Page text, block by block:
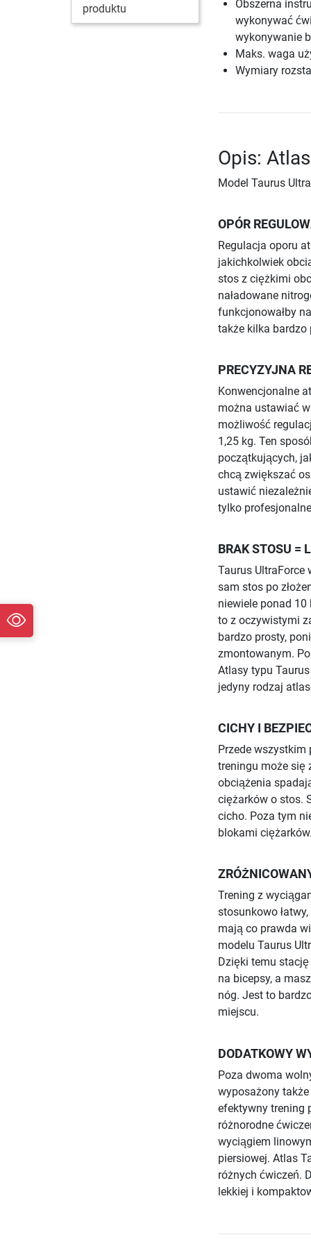
produktu
Obszerna
wykonywać
wykonywanie
Maks. waga
Wymiary
Opis:
Model Taurus
OPÓR
Regulacja oporu
jakichkolwiek
stos z ciężkimi
naładowane
funkcjonowałby
także kilka bardzo
PRECYZYJNA
Konwencjonalne
można ustawiać
możliwość
1,25 kg. Ten
początkujących,
chcą zwiększać
ustawić
tylko
BRAK STOSU =
Taurus UltraForce
sam stos po
niewiele ponad
to z oczywistymi
bardzo prosty,
zmontowanym.
Atlasy typu
jedyny rodzaj
CICHY I
Przede
treningu może się
obciążenia
ciężarków o stos.
cicho. Poza tym
blokami
Trening z
stosunkowo
mają co prawda
modelu Taurus
Dzięki temu
na bicepsy, a
nóg. Jest to
miejscu.
DODATKOWY
Poza dwoma
wyposażony
efektywny trening
różnorodne
wyciągiem
piersiowej. Atlas
różnych ćwiczeń.
lekkiej i